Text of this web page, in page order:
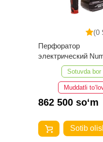
(0
Перфоратор
электрический
One EH1950/32-2
Sotuvda bor
Muddatli
862 500 so‘m
Sotib